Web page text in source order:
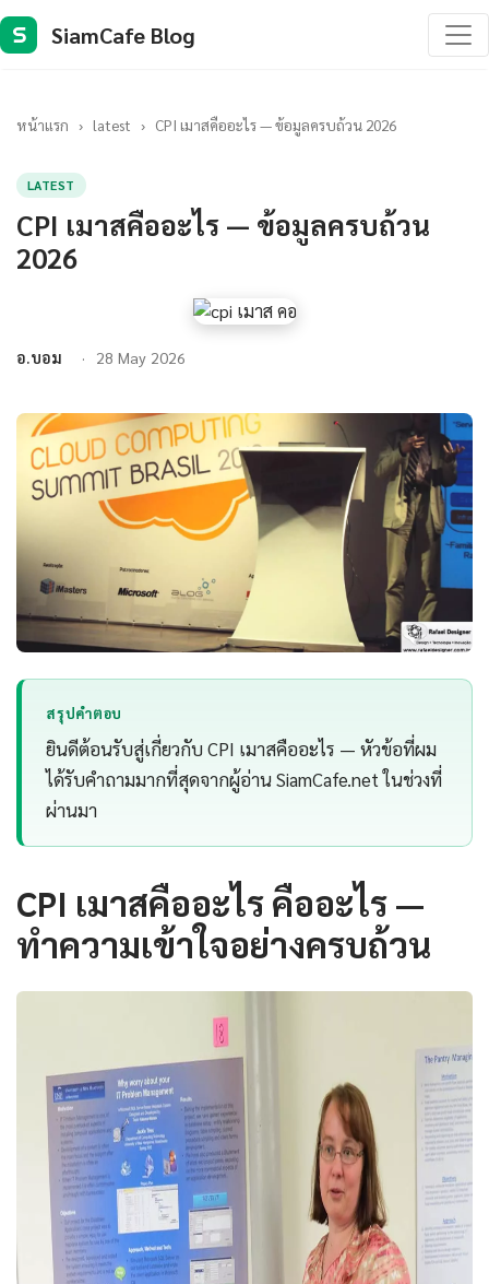
S SiamCafe Blog
หน้าแรก › latest › CPI เมาสคืออะไร — ข้อมูลครบถ้วน 2026
LATEST
CPI เมาสคืออะไร — ข้อมูลครบถ้วน
2026
อ.บอม 28 May 2026
สรุปคำตอบ
ยินดีต้อนรับสู่เกี่ยวกับ CPI เมาสคืออะไร — หัวข้อที่ผม
ได้รับคำถามมากที่สุดจากผู้อ่าน SiamCafe.net ในช่วงที่
ผ่านมา
CPI เมาสคืออะไร คืออะไร —
ทำความเข้าใจอย่างครบถ้วน